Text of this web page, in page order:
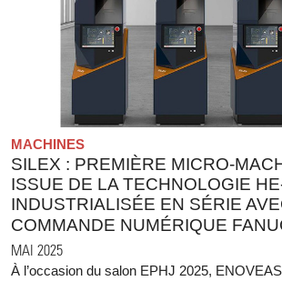
MACHINES
SILEX : PREMIÈRE MICRO-
ISSUE DE LA TECHNOLOGIE
INDUSTRIALISÉE EN SÉRIE
COMMANDE NUMÉRIQUE
MAI 2025
À l’occasion du salon EPHJ 2025,